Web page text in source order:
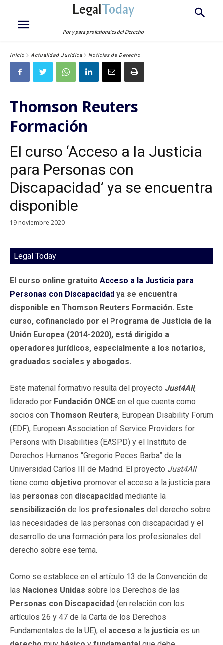
LegalToday
Por y para profesionales del Derecho
Inicio Actualidad Jurídica Noticias de Derecho
Thomson Reuters
Formación
El curso ‘Acceso a la Justicia
para Personas con
Discapacidad’ ya se encuentra
disponible
19 noviembre 2020
Legal Today
El curso online gratuito Acceso a la Justicia para
Personas con Discapacidad ya se encuentra
disponible en Thomson Reuters Formación. Este
curso, cofinanciado por el Programa de Justicia de la
Unión Europea (2014-2020), está dirigido a
operadores jurídicos, especialmente a los notarios,
graduados sociales y abogados.
Este material formativo resulta del proyecto Just4All,
liderado por Fundación ONCE en el que cuenta como
socios con Thomson Reuters, European Disability Forum
(EDF), European Association of Service Providers for
Persons with Disabilities (EASPD) y el Instituto de
Derechos Humanos “Gregorio Peces Barba” de la
Universidad Carlos III de Madrid. El proyecto Just4All
tiene como objetivo promover el acceso a la justicia para
las personas con discapacidad mediante la
sensibilización de los profesionales del derecho sobre
las necesidades de las personas con discapacidad y el
desarrollo de una formación para los profesionales del
derecho sobre ese tema.
Como se establece en el artículo 13 de la Convención de
las Naciones Unidas sobre los Derechos de las
Personas con Discapacidad (en relación con los
artículos 26 y 47 de la Carta de los Derechos
Fundamentales de la UE), el acceso a la justicia es un